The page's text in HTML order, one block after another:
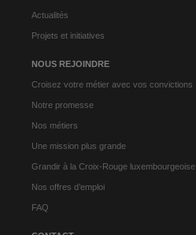
Actualités
Projets et initiatives
NOUS REJOINDRE
Croisez votre métier avec vos convictions
Notre promesse
Nos métiers
Une mission plus grande
Grandir à la Croix-Rouge luxembourgeoise
Nos offres d’emploi
FAQ